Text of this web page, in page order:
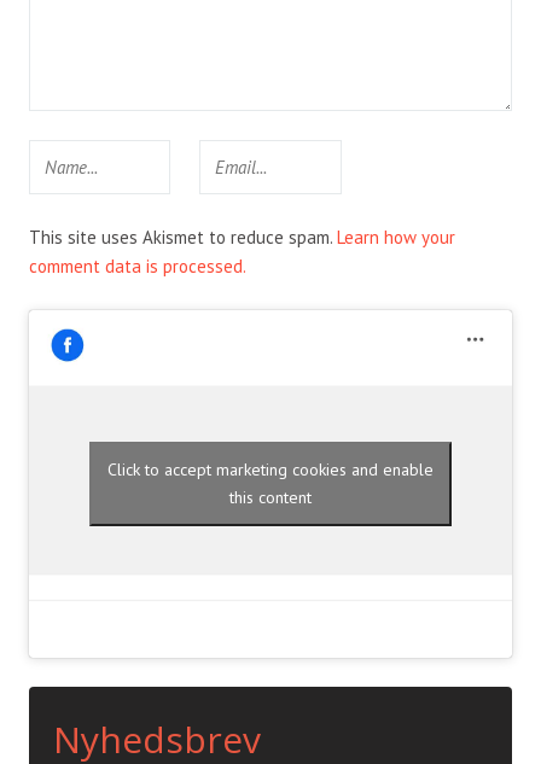
This site uses Akismet to reduce spam. Learn how your
comment data is processed.
Click to accept marketing cookies and enable
this content
Nyhedsbrev